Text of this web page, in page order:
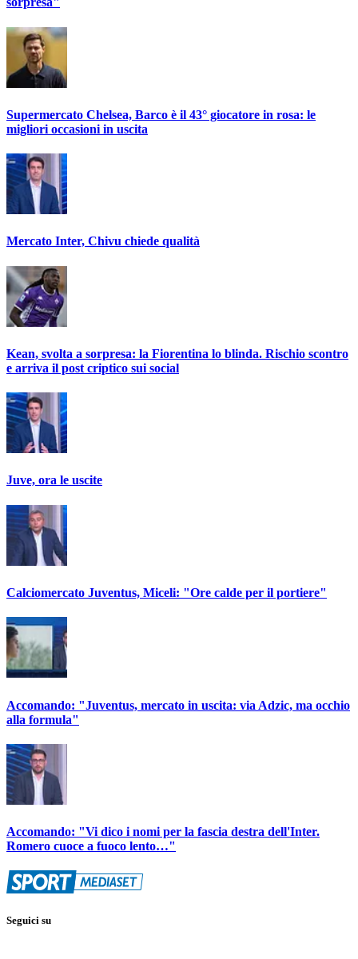
Supermercato Chelsea, Barco è il 43° giocatore in rosa: le
migliori occasioni in uscita
Mercato Inter, Chivu chiede qualità
Kean, svolta a sorpresa: la Fiorentina lo blinda. Rischio scontro
e arriva il post criptico sui social
Juve, ora le uscite
Calciomercato Juventus, Miceli: "Ore calde per il portiere"
Accomando: "Juventus, mercato in uscita: via Adzic, ma occhio
alla formula"
Accomando: "Vi dico i nomi per la fascia destra dell'Inter.
Romero cuoce a fuoco lento…"
Seguici su